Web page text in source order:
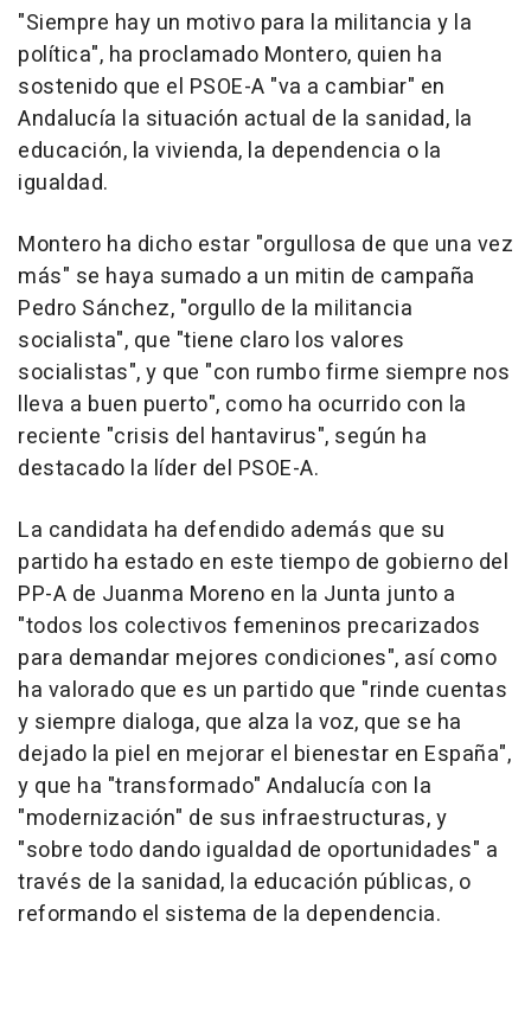
"Siempre hay un motivo para la militancia y la
política", ha proclamado Montero, quien ha
sostenido que el PSOE-A "va a cambiar" en
Andalucía la situación actual de la sanidad, la
educación, la vivienda, la dependencia o la
igualdad.
Montero ha dicho estar "orgullosa de que una vez
más" se haya sumado a un mitin de campaña
Pedro Sánchez, "orgullo de la militancia
socialista", que "tiene claro los valores
socialistas", y que "con rumbo firme siempre nos
lleva a buen puerto", como ha ocurrido con la
reciente "crisis del hantavirus", según ha
destacado la líder del PSOE-A.
La candidata ha defendido además que su
partido ha estado en este tiempo de gobierno del
PP-A de Juanma Moreno en la Junta junto a
"todos los colectivos femeninos precarizados
para demandar mejores condiciones", así como
ha valorado que es un partido que "rinde cuentas
y siempre dialoga, que alza la voz, que se ha
dejado la piel en mejorar el bienestar en España",
y que ha "transformado" Andalucía con la
"modernización" de sus infraestructuras, y
"sobre todo dando igualdad de oportunidades" a
través de la sanidad, la educación públicas, o
reformando el sistema de la dependencia.